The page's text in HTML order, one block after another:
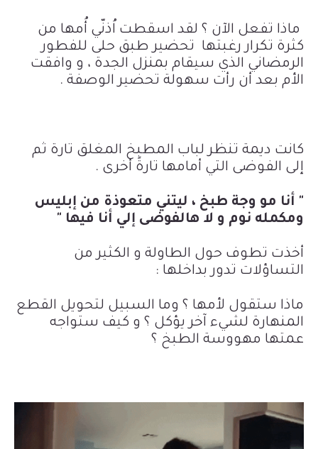
ماذا تفعل الآن ؟ لقد اسقطت اُذنّي أُمها من
كثرة تكرار رغبتها تحضير طبق حلى للفطور
الرمضاني الذي سيقام بمنزل الجدة ، و وافقت
الأم بعد أن رأت سهولة تحضير الوصفة .
كانت ديمة تنظر لباب المطبخ المغلق تارة ثم
إلى الفوضى التي أمامها تارةً أخرى .
" أنا مو وجة طبخ ، ليتني متعوذة من إبليس
ومكمله نوم و لا هالفوضى إلي أنا فيها "
أخذت تطوف حول الطاولة و الكثير من
التساؤلات تدور بداخلها :
ماذا ستقول لأمها ؟ وما السبيل لتحويل القطع
المنهارة لشيء آخر يؤكل ؟ و كيف ستواجه
عمتها مهووسة الطبخ ؟